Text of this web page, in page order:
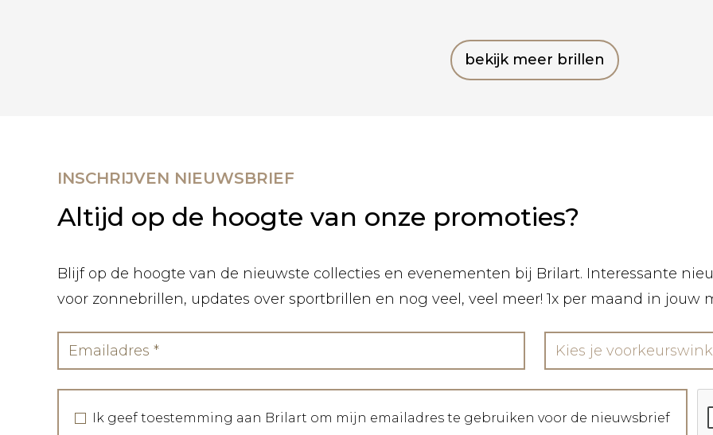
bekijk meer brillen
INSCHRIJVEN NIEUWSBRIEF
Altijd op de hoogte van onze promoties?
Blijf op de hoogte van de nieuwste collecties en evenementen bij Brilart. Interessante
voor zonnebrillen, updates over sportbrillen en nog veel, veel meer! 1x per maand in jouw
Kies je
Ik geef toestemming aan Brilart om mijn emailadres te gebruiken voor de nieuwsbrief